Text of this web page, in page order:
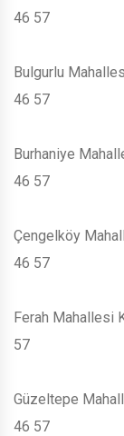
46 57
Bulgurlu
46 57
Burhaniye
46 57
Çengelköy
46 57
Ferah Mahallesi
57
Güzeltepe
46 57